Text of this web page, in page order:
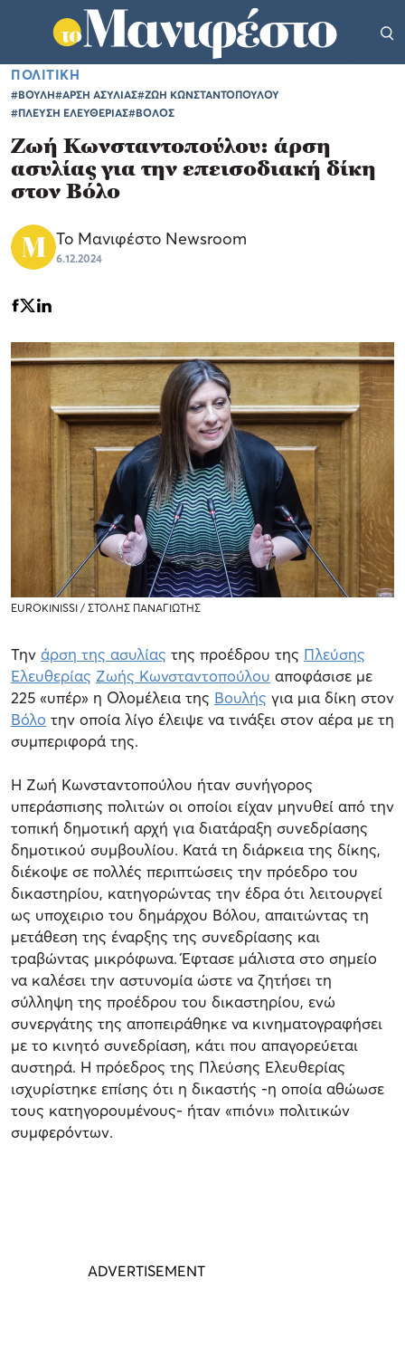
ΠΟΛΙΤΙΚΗ
#ΒΟΥΛΗ#ΑΡΣΗ ΑΣΥΛΙΑΣ#ΖΩΗ ΚΩΝΣΤΑΝΤΟΠΟΥΛΟΥ
#ΠΛΕΥΣΗ ΕΛΕΥΘΕΡΙΑΣ#ΒΟΛΟΣ
Ζωή Κωνσταντοπούλου: άρση
ασυλίας για την επεισοδιακή δίκη
στον Βόλο
Το Μανιφέστο Newsroom
6.12.2024
EUROKINISSI / ΣΤΟΛΗΣ ΠΑΝΑΓΙΩΤΗΣ
Την άρση της ασυλίας της προέδρου της Πλεύσης
Ελευθερίας Ζωής Κωνσταντοπούλου αποφάσισε με
225 «υπέρ» η Ολομέλεια της Βουλής για μια δίκη στον
Βόλο την οποία λίγο έλειψε να τινάξει στον αέρα με τη
συμπεριφορά της.
Η Ζωή Κωνσταντοπούλου ήταν συνήγορος
υπεράσπισης πολιτών οι οποίοι είχαν μηνυθεί από την
τοπική δημοτική αρχή για διατάραξη συνεδρίασης
δημοτικού συμβουλίου. Κατά τη διάρκεια της δίκης,
διέκοψε σε πολλές περιπτώσεις την πρόεδρο του
δικαστηρίου, κατηγορώντας την έδρα ότι λειτουργεί
ως υποχειριο του δημάρχου Βόλου, απαιτώντας τη
μετάθεση της έναρξης της συνεδρίασης και
τραβώντας μικρόφωνα. Έφτασε μάλιστα στο σημείο
να καλέσει την αστυνομία ώστε να ζητήσει τη
σύλληψη της προέδρου του δικαστηρίου, ενώ
συνεργάτης της αποπειράθηκε να κινηματογραφήσει
με το κινητό συνεδρίαση, κάτι που απαγορεύεται
αυστηρά. Η πρόεδρος της Πλεύσης Ελευθερίας
ισχυρίστηκε επίσης ότι η δικαστής -η οποία αθώωσε
τους κατηγορουμένους- ήταν «πιόνι» πολιτικών
συμφερόντων.